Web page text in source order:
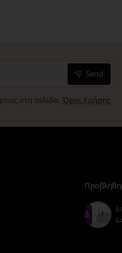
Send
στη σελίδα Όροι Χρήσης